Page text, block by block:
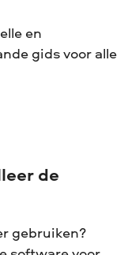
en
gids voor alle
de
gebruiken?